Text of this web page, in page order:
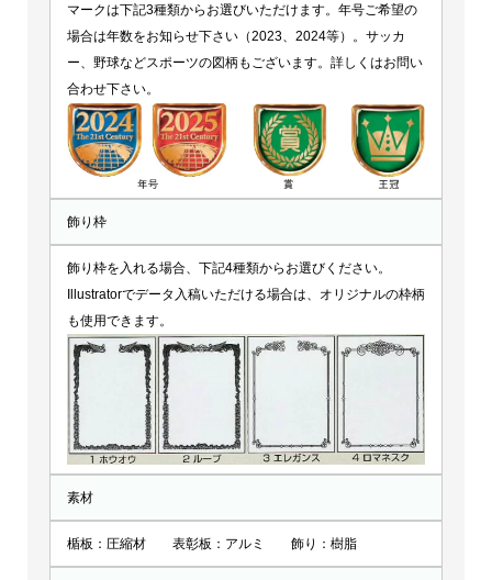
マークは下記3種類からお選びいただけます。年号ご希望の
場合は年数をお知らせ下さい（2023、2024等）。サッカ
ー、野球などスポーツの図柄もございます。詳しくはお問い
合わせ下さい。
飾り枠
飾り枠を入れる場合、下記4種類からお選びください。
Illustratorでデータ入稿いただける場合は、オリジナルの枠柄
も使用できます。
素材
楯板：圧縮材 表彰板：アルミ 飾り：樹脂